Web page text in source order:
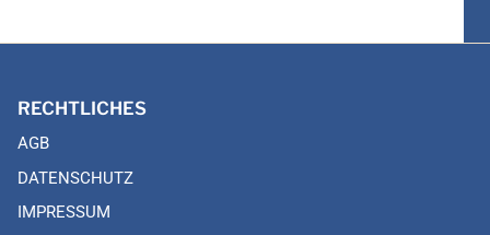
RECHTLICHES
AGB
DATENSCHUTZ
IMPRESSUM